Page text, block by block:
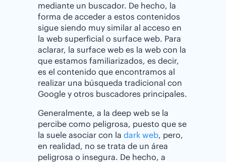
mediante un buscador. De hecho, la
forma de acceder a estos contenidos
sigue siendo muy similar al acceso en
la web superficial o surface web. Para
aclarar, la surface web es la web con la
que estamos familiarizados, es decir,
es el contenido que encontramos al
realizar una búsqueda tradicional con
Google y otros buscadores principales.
Generalmente, a la deep web se la
percibe como peligrosa, puesto que se
la suele asociar con la dark web, pero,
en realidad, no se trata de un área
peligrosa o insegura. De hecho, a